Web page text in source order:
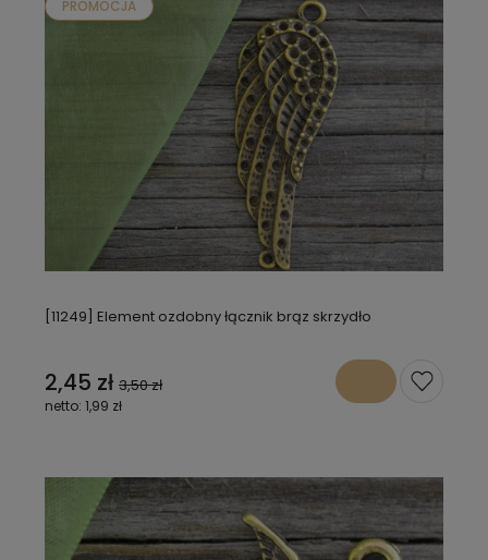
[11249] Element ozdobny łącznik brąz skrzydło
2,45 zł 3,50 zł
1,99 zł
PROMOCJA